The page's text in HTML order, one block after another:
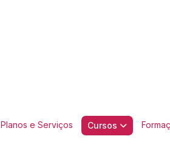
Planos e Serviços Cursos